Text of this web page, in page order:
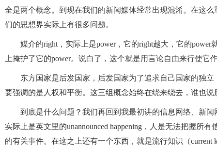
全是两个概念。到现在我们的新闻媒体经常出现混淆。在这
们的思想界实际上有很多问题。
媒介的right，实际上是power，它的right越大，它的
上掩护了它的power。说白了，这个就是用言论自由来行使它
东方国家是后发国家，后发国家为了追求自己国家的独
要强调的是人权和平衡。这三组概念始终在绕来绕去，谁也说
到底是什么问题？我们再回到我最初讲的信息网络、新
实际上是英文里的unannounced happening，人是无法把握所
的有关事件。在这之上还有一个东西，就是流行知识（current